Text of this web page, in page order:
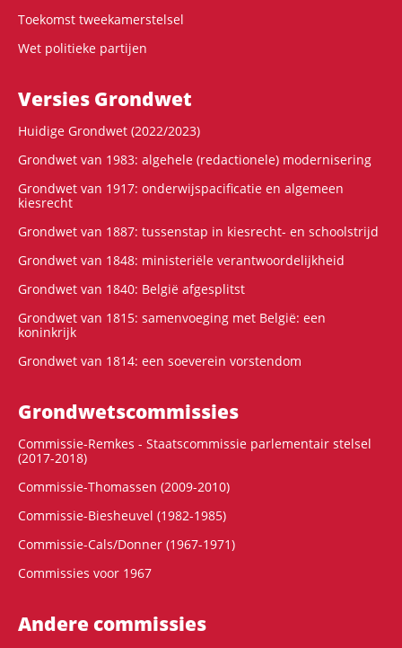
Toekomst tweekamerstelsel
Wet politieke partijen
Versies Grondwet
Huidige Grondwet (2022/2023)
Grondwet van 1983: algehele (redactionele) modernisering
Grondwet van 1917: onderwijspacificatie en algemeen
kiesrecht
Grondwet van 1887: tussenstap in kiesrecht- en schoolstrijd
Grondwet van 1848: ministeriële verantwoordelijkheid
Grondwet van 1840: België afgesplitst
Grondwet van 1815: samenvoeging met België: een
koninkrijk
Grondwet van 1814: een soeverein vorstendom
Grondwets­commissies
Commissie-Remkes - Staatscommissie parlementair stelsel
(2017-2018)
Commissie-Thomassen (2009-2010)
Commissie-Biesheuvel (1982-1985)
Commissie-Cals/Donner (1967-1971)
Commissies voor 1967
Andere commissies